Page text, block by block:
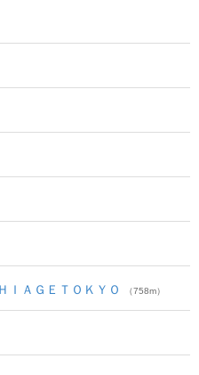
ＩＡＧＥＴＯＫＹＯ （758m）